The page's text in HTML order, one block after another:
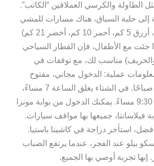
الطاولة والكرسي العملاقين “الكاتب”.
إلى حلبة السباق، هناك مسارات للمشي
محددة (أصفر 3 كم، أزرق 5 كم، أحمر 10 كم، أخضر 21 كم)
جئت مع الأطفال، فإن القطار السياحي
مناسب لك، مع توقفات في
معلومات عملية: الدخول مجاني، مفتوح
يوميًا من الساعة 7 صباحًا. في الشتاء يغلق الساعة 7 مساءً،
في الصيف الساعة 9:30 مساءً. يمكنك الدخول من بوابة مونزا
فيلاسانتا، جميعها بها مواقف سيارات.
استأجر دراجة في كاشينا باستيا.
بيلو عند الفجر، عندما يرتفع الضباب
تجربة أوصي بها الجميع.